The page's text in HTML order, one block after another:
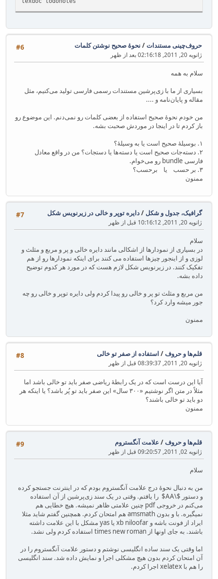
#6 حروف‌چینی مستندات/ نحوهٔ صحیح نوشتن کلمات
ژانویه 20, 2011, 02:16:18 بعد از ظهر
سلام به همه
بسیاری از ما با زی‌پرشین مستندات رسمی فارسی تولید می‌کنیم، مثل
مقاله و پایان‌نامه و ....
من خودم نحوهٔ صحیح استفاده از بعضی کلمات رو نمی‌دنم. این موضوع رو
باز کردم تا در اینجا در موردش صحبت بشه.
۱. بوسیلهٔ صحیح است یا به وسیلهٔ؟
۲. دسته‌جات صحیح است یا دسته‌ها یا دستجات؟ من در واقع معادل
فارسی bundle رو می‌خوام.
۳. بر حسب یا برحسب؟
ممنون
#7 گرافیک، جدول و شکل /دایره توپر و خالی در زیرنویس شکل
ژانویه 20, 2011, 10:16:12 قبل از ظهر
سلام
در بسیاری از نمودارها از اشکالی مانند دایره خالی و پر و مربع و مثلث و
لوزی و از اینجور چیزها استفاده می کنند برای اینکه نمودارها رو از هم
تفکیک کنند. در زیرنویس شکل لازم هست که در مورد هر کدوم توضیح
داده بشه.
من مربع و مثلث تو پر و خالی رو پیدا کردم ولی دایره توپر و خالی رو چه
جور میشه وارد کرد؟
ممنون
#8 قلم‌ها و حروف/ استفاده از صفر تو خالی
ژانویه 20, 2011, 08:39:37 قبل از ظهر
آیا این درست است که در یک رابطهٔ ریاضی صفر باید تو خالی باشد اما
مثلاً در متن اگر نوشتیم «۳۰۰ سال» این صفر باید تو پُر باشد؟ یا اینکه هر
دو باید تو خالی باشند؟
ممنون
#9 قلم‌ها و حروف/ علامت آنگستروم
ژانویه 02, 2011, 09:20:57 قبل از ظهر
سلام
من به دنبال نحوهٔ درج علامت آنگستروم بودم که در اینترنت جستجو کرده
و دستور $\AA$ را یافتم. وقتی در یک سند زی‌پرشین از آن استفاده
می‌کنم در خروجی pdf چنین علامتی ظاهر نمیشه. هیچ خطایی هم
نمیگیره. با و بدون amsmath هم امتحان کردم. همچنین گفتم شاید مثلا
ایراد از فونت باشه و xb niloofar یا yas مشکل با این علامت داشته
باشند. به جای اونها از times new roman استفاده کردم ولی نشد.
اما وقتی یک سند ساده انگلیسی نوشتم و دستور علامت آنگستروم را در
آن امتحان کردم بدون هیچ مشکلی اجرا و نمایش داده شد. سند انگلیسی
را هم با xelatex اجرا کردم.